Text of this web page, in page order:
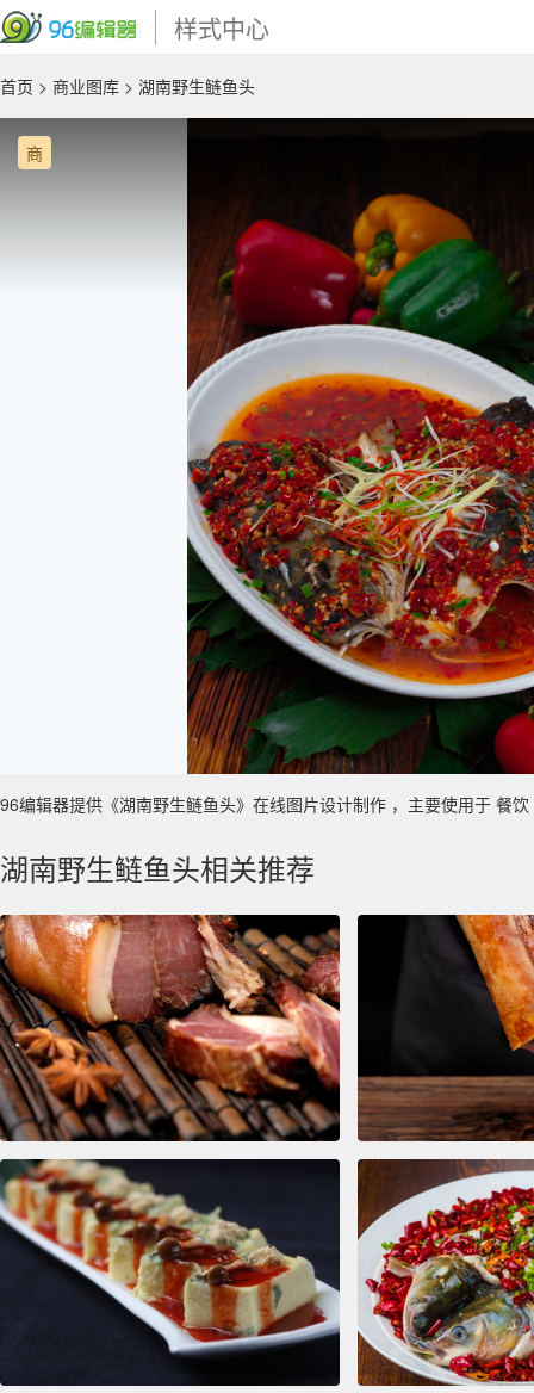
样式中心
首页 > 商业图库 > 湖南野生鲢鱼头
商
96编辑器提供《湖南野生鲢鱼头》在线图片设计制作 ，主要使用于 餐
湖南野生鲢鱼头相关推荐